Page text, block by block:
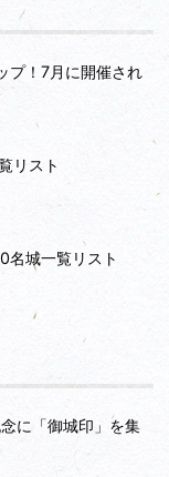
プ！7月に開催され
リスト
名城一覧リスト
に「御城印」を集